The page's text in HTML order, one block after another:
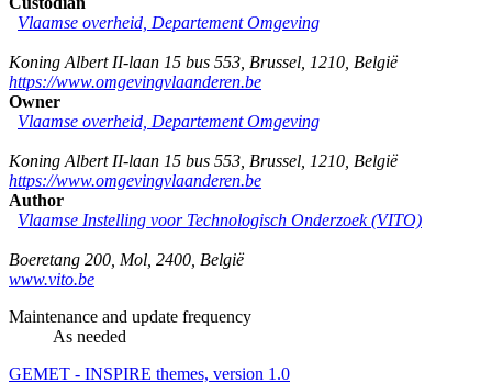
Vlaamse overheid, Departement Omgeving
Koning Albert II-laan 15 bus 553 Brussel 1210 België
https://www.omgevingvlaanderen.be
Owner
Vlaamse overheid, Departement Omgeving
Koning Albert II-laan 15 bus 553 Brussel 1210 België
https://www.omgevingvlaanderen.be
Author
Vlaamse Instelling voor Technologisch Onderzoek (VITO)
Boeretang 200 Mol 2400 België
www.vito.be
Maintenance and update frequency
As needed
GEMET - INSPIRE themes, version 1.0